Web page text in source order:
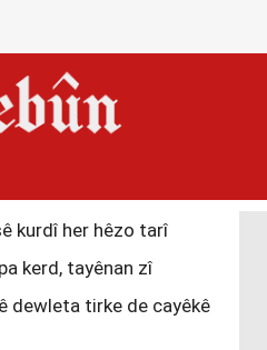
kurdî her hêzo tarî
kerd, tayênan zî
dewleta tirke de cayêkê